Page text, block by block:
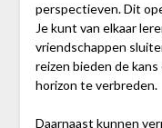
perspectieven. Dit
Je kunt van elkaar
vriendschappen
reizen bieden de
horizon te verbreden.
Daarnaast kunnen